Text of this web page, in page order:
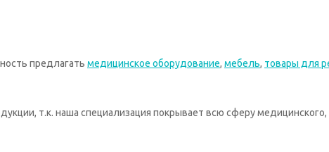
предлагать медицинское оборудование, мебель, товары для
т.к. наша специализация покрывает всю сферу медицинского,